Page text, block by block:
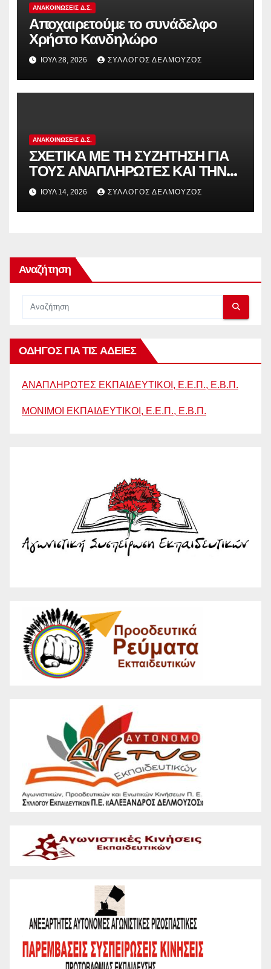
ΑΝΑΚΟΙΝΏΣΕΙΣ Δ.Σ.
Αποχαιρετούμε το συνάδελφο
Χρήστο Κανδηλώρο
ΙΟΎΛ 28, 2026 ΣΎΛΛΟΓΟΣ ΔΕΛΜΟΎΖΟΣ
ΑΝΑΚΟΙΝΏΣΕΙΣ Δ.Σ.
ΣΧΕΤΙΚΑ ΜΕ ΤΗ ΣΥΖΗΤΗΣΗ ΓΙΑ
ΤΟΥΣ ΑΝΑΠΛΗΡΩΤΕΣ ΚΑΙ ΤΗΝ
ΠΑΡΑΠΟΜΠΗ ΤΗΣ ΕΛΛΑΔΑΣ
ΣΤΟ ΕΥΡΩΠΑΪΚΟ ΔΙΚΑΣΤΗΡΙΟ
ΙΟΎΛ 14, 2026 ΣΎΛΛΟΓΟΣ ΔΕΛΜΟΎΖΟΣ
Αναζήτηση
ΟΔΗΓΟΣ ΓΙΑ ΤΙΣ ΑΔΕΙΕΣ
ΑΝΑΠΛΗΡΩΤΕΣ ΕΚΠΑΙΔΕΥΤΙΚΟΙ, Ε.Ε.Π., Ε.Β.Π.
ΜΟΝΙΜΟΙ ΕΚΠΑΙΔΕΥΤΙΚΟΙ, Ε.Ε.Π., Ε.Β.Π.